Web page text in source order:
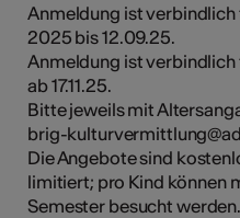
Anmeldung ist
2025 bis 12.09.25.
Anmeldung ist
ab 17.11.25.
Bitte jeweils mit
brig-
Die Angebote sind
limitiert; pro Kind können
Semester besucht werden.